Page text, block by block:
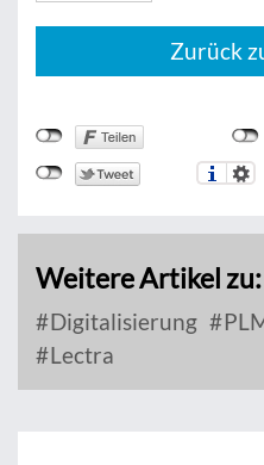
Zurück
Weitere Artikel zu:
Digitalisierung
Lectra